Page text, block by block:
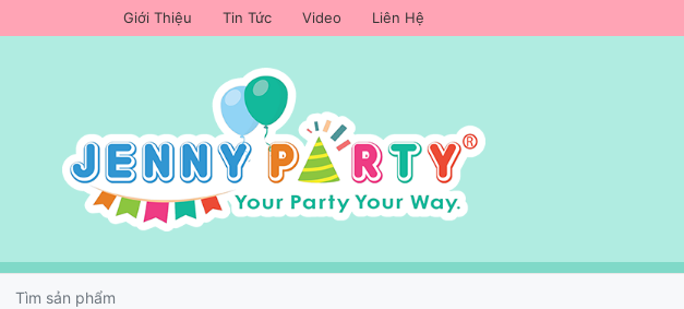
Giới Thiệu Tin Tức Video
Liên Hệ